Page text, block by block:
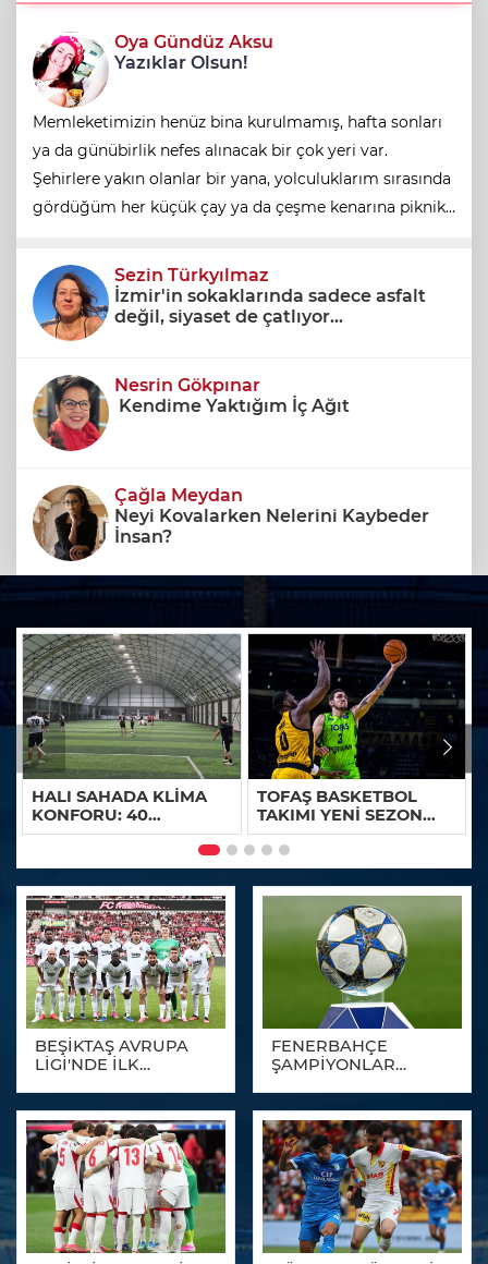
Oya Gündüz Aksu
Yazıklar Olsun!
Memleketimizin henüz bina kurulmamış, hafta sonları
ya da günübirlik nefes alınacak bir çok yeri var.
Şehirlere yakın olanlar bir yana, yolculuklarım sırasında
gördüğüm her küçük çay ya da çeşme kenarına piknik
yığınlarından bir solukluk da olsa uzakl
Sezin Türkyılmaz
İzmir'in sokaklarında sadece asfalt
değil, siyaset de çatlıyor...
Nesrin Gökpınar
Kendime Yaktığım İç Ağıt
Çağla Meydan
Neyi Kovalarken Nelerini Kaybeder
İnsan?
Yasemin Koçak Tezel
Hayatın Gizli Denklemi
HALI SAHADA KLİMA
KONFORU: 40
DERECEDE BUZ GİBİ
TOFAŞ BASKETBOL
TAKIMI YENİ SEZON
HAZIRLIKLARINA
BAŞLIYOR
BEŞİKTAŞ AVRUPA
LİGİ'NDE İLK
FENERBAHÇE
ŞAMPİYONLAR